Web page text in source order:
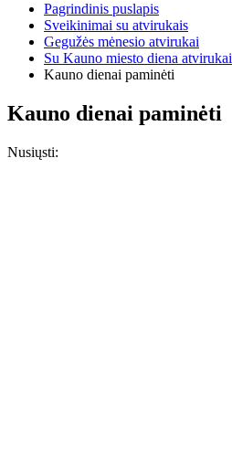
Pagrindinis puslapis
Sveikinimai su atvirukais
Gegužės mėnesio atvirukai
Su Kauno miesto diena atvirukai
Kauno dienai paminėti
Kauno dienai paminėti
Nusiųsti: